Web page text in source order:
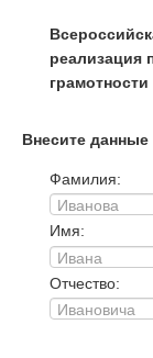
реализация
Внесите
Фамилия:
Имя:
Отчество: